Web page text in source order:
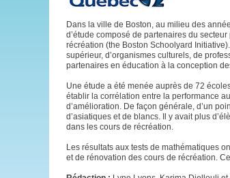
Dans la ville de Boston, au milieu des
d’étude composé de partenaires du
récréation (the Boston Schoolyard
supérieur, d’organismes culturels, de
partenaires en éducation à la conception
Une étude a été menée auprès de 72
établir la corrélation entre la performance
d’amélioration. De façon générale, d’un
d’asiatiques et de blancs. Il y avait plus
dans les cours de récréation.
Les résultats aux tests de mathématiques
et de rénovation des cours de récréation.